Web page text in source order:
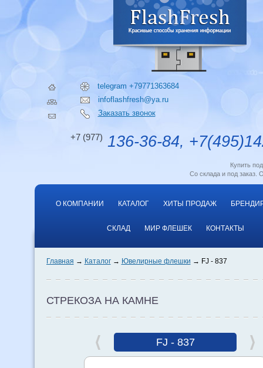
telegram +79771363684
infoflashfresh@ya.ru
Заказать звонок
+7 (977) 136-36-84,
Купить
Со склада и под заказ.
О КОМПАНИИ КАТАЛОГ ХИТЫ ПРОДАЖ
СКЛАД МИР ФЛЕШЕК КОНТАКТЫ
Главная Каталог Ювелирные флешки FJ - 837
СТРЕКОЗА НА КАМНЕ
FJ - 837